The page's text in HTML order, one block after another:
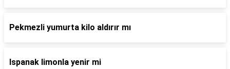
Pekmezli yumurta kilo aldırır mı
Ispanak limonla yenir mi